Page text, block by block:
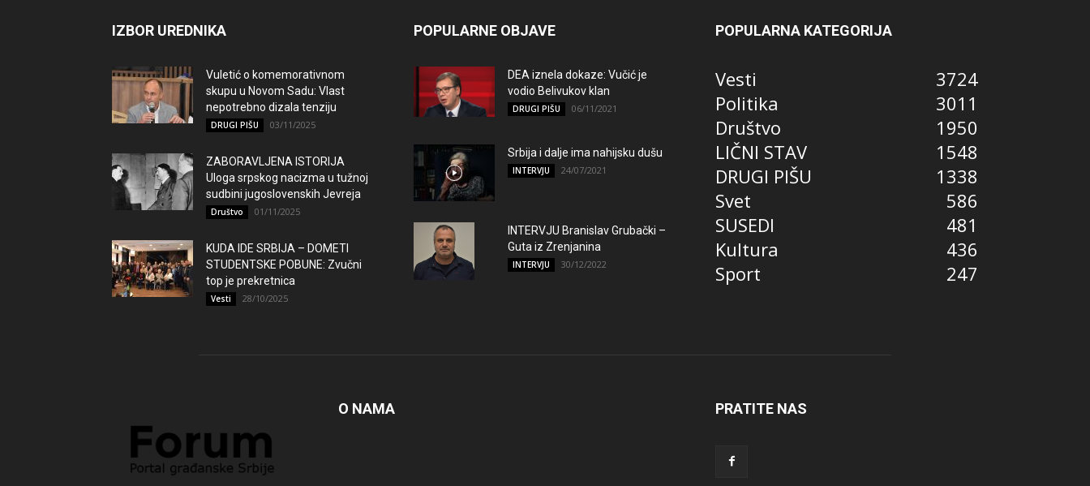
IZBOR UREDNIKA
Vuletić o komemorativnom
skupu u Novom Sadu: Vlast
nepotrebno dizala tenziju
DRUGI PIŠU 03/11/2025
ZABORAVLJENA ISTORIJA
Uloga srpskog nacizma u tužnoj
sudbini jugoslovenskih Jevreja
Društvo 01/11/2025
KUDA IDE SRBIJA – DOMETI
STUDENTSKE POBUNE: Zvučni
top je prekretnica
Vesti 28/10/2025
POPULARNE OBJAVE
DEA iznela dokaze: Vučić je
vodio Belivukov klan
DRUGI PIŠU 06/11/2021
Srbija i dalje ima nahijsku dušu
INTERVJU 24/07/2021
INTERVJU Branislav Grubački –
Guta iz Zrenjanina
INTERVJU 30/12/2022
POPULARNA KATEGORIJA
Vesti
3724
Politika
3011
Društvo
1950
LIČNI STAV
1548
DRUGI PIŠU
1338
Svet
586
SUSEDI
481
Kultura
436
Sport
247
O NAMA PRATITE NAS